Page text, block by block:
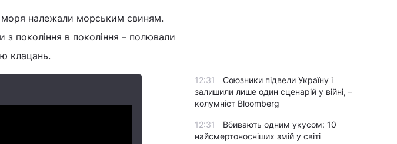
моря належали морським свиням.
з покоління в покоління – полювали
клацань.
12:31
Союзники підвели Україну і
залишили лише один сценарій у війні, –
колумніст Bloomberg
12:31
Вбивають одним укусом: 10
найсмертоносніших змій у світі